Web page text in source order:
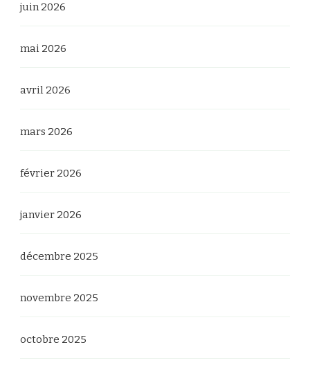
juin 2026
mai 2026
avril 2026
mars 2026
février 2026
janvier 2026
décembre 2025
novembre 2025
octobre 2025